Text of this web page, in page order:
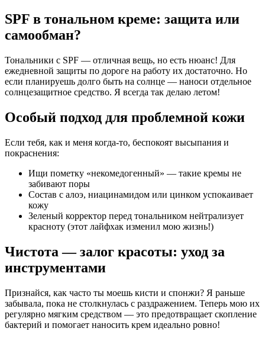
SPF в тональном креме: защита или
самообман?
Тональники с SPF — отличная вещь, но есть нюанс! Для
ежедневной защиты по дороге на работу их достаточно. Но
если планируешь долго быть на солнце — наноси отдельное
солнцезащитное средство. Я всегда так делаю летом!
Особый подход для проблемной кожи
Если тебя, как и меня когда-то, беспокоят высыпания и
покраснения:
Ищи пометку «некомедогенный» — такие кремы не
забивают поры
Состав с алоэ, ниацинамидом или цинком успокаивает
кожу
Зеленый корректор перед тональником нейтрализует
красноту (этот лайфхак изменил мою жизнь!)
Чистота — залог красоты: уход за
инструментами
Признайся, как часто ты моешь кисти и спонжи? Я раньше
забывала, пока не столкнулась с раздражением. Теперь мою их
регулярно мягким средством — это предотвращает скопление
бактерий и помогает наносить крем идеально ровно!